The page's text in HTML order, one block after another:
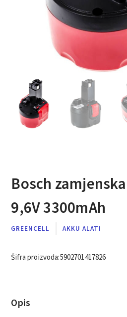
Bosch
9,6V 3300mAh
GREENCELL AKKU ALATI
Šifra proizvoda:5902701417826
Opis